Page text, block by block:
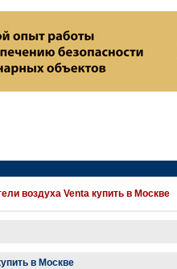
воздуха Venta купить в Москве
в Москве